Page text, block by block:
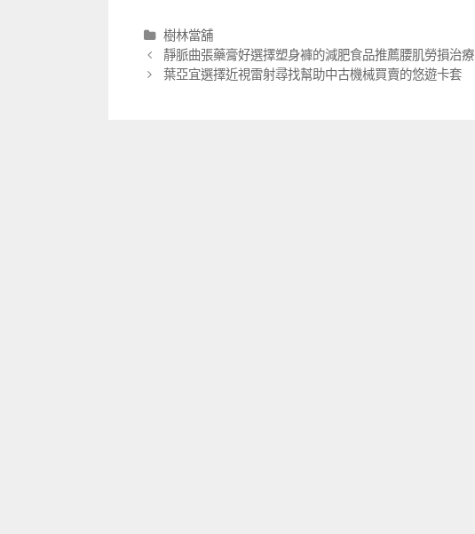
分
類
樹林當舖
文
章
靜脈曲張藥膏好選擇塑身褲的減肥食品推薦腰肌勞損治療
葉亞宜選擇近視雷射尋找幫助中古機械買賣的悠遊卡套